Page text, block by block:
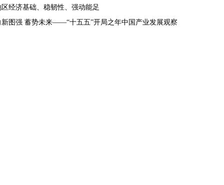
区经济基础、稳韧性、强动能足
新图强 蓄势未来——“十五五”开局之年中国产业发展观察